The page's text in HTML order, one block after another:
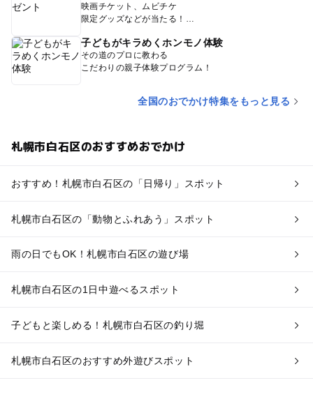
映画チケット、ムビチケ
限定グッズなどが当たる！
子どもがキラめくホンモノ体験
その道のプロに教わる
こだわりの親子体験プログラム！
全国のおでかけ特集をもっと見る
札幌市白石区のおすすめおでかけ
おすすめ！札幌市白石区の「日帰り」スポット
札幌市白石区の「動物とふれあう」スポット
雨の日でもOK！札幌市白石区の遊び場
札幌市白石区の1日中遊べるスポット
子どもと楽しめる！札幌市白石区の釣り堀
札幌市白石区のおすすめ外遊びスポット